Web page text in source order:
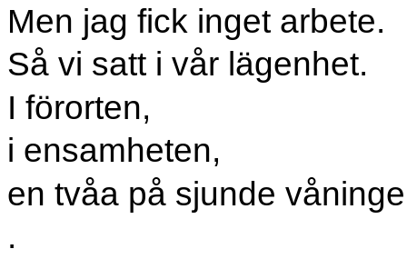
Men jag fick inget arbete.
Så vi satt i vår lägenhet.
I förorten,
i ensamheten,
en tvåa på sjunde
.